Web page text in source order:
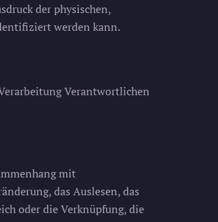
der physischen,
werden kann.
Verantwortlichen
mit
das Auslesen, das
oder die Verknüpfung, die